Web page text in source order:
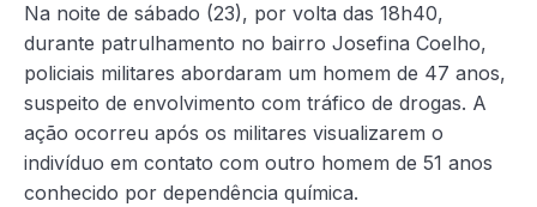
Na noite de sábado (23), por volta das 18h40,
durante patrulhamento no bairro Josefina Coelho,
policiais militares abordaram um homem de 47 anos,
suspeito de envolvimento com tráfico de drogas. A
ação ocorreu após os militares visualizarem o
indivíduo em contato com outro homem de 51 anos
conhecido por dependência química.